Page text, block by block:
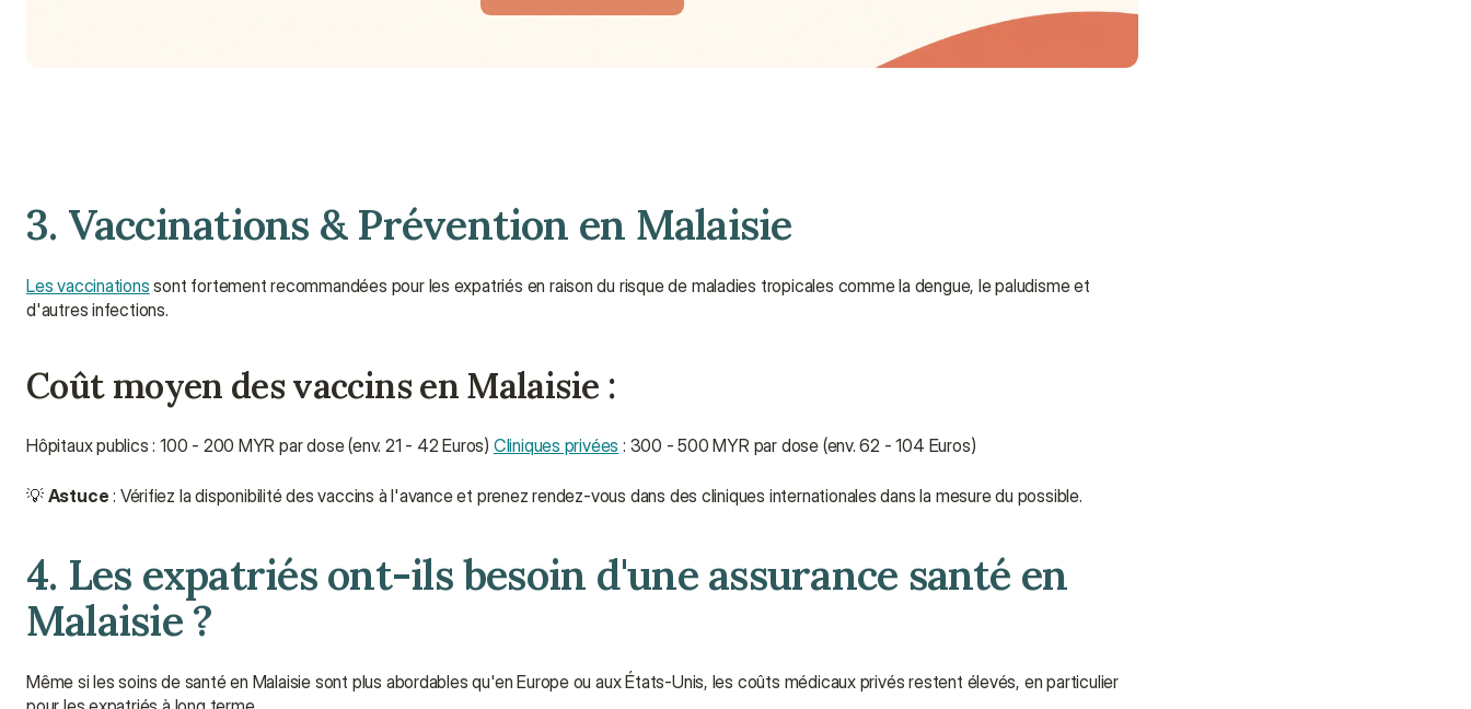
3. Vaccinations & Prévention en Malaisie
Les vaccinations sont fortement recommandées pour les expatriés en raison du risque de maladies tropicales comme la dengue, le paludisme et
d'autres infections.
Coût moyen des vaccins en Malaisie :
Hôpitaux publics : 100 - 200 MYR par dose (env. 21 - 42 Euros) Cliniques privées : 300 - 500 MYR par dose (env. 62 - 104 Euros)
💡 Astuce : Vérifiez la disponibilité des vaccins à l'avance et prenez rendez-vous dans des cliniques internationales dans la mesure du possible.
4. Les expatriés ont-ils besoin d'une assurance santé en
Malaisie ?
Même si les soins de santé en Malaisie sont plus abordables qu'en Europe ou aux États-Unis, les coûts médicaux privés restent élevés, en particulier